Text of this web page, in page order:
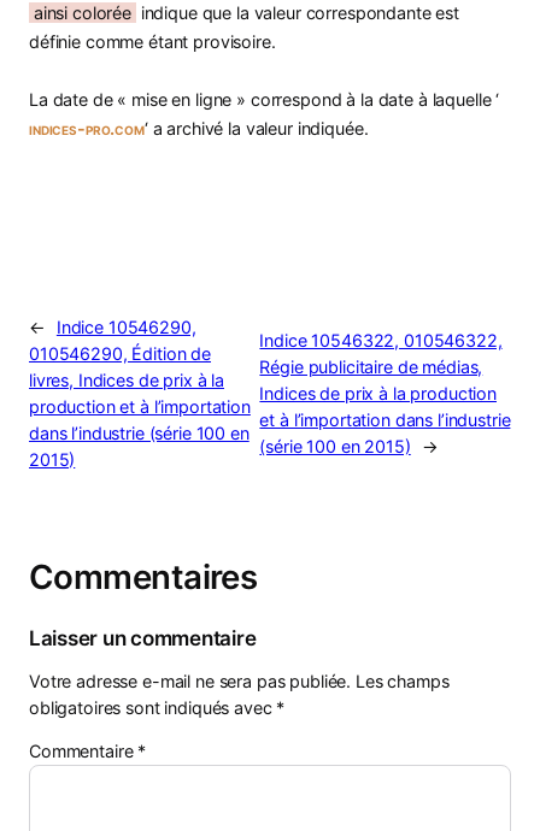
ainsi colorée indique que la valeur correspondante est
définie comme étant provisoire.
La date de « mise en ligne » correspond à la date à laquelle ‘
indices-pro.com‘ a archivé la valeur indiquée.
←
Indice 10546290,
010546290, Édition de
livres, Indices de prix à la
production et à l’importation
dans l’industrie (série 100 en
2015)
Indice 10546322, 010546322,
Régie publicitaire de médias,
Indices de prix à la production
et à l’importation dans l’industrie
(série 100 en 2015)
→
Commentaires
Laisser un commentaire
Votre adresse e-mail ne sera pas publiée. Les champs
obligatoires sont indiqués avec *
Commentaire *